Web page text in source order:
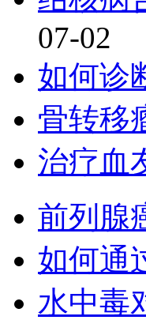
07-02
如何诊
骨转移
治疗血
前列腺
如何通
水中毒